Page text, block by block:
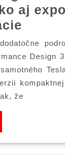
aj
3
na
výkon,
Design
že